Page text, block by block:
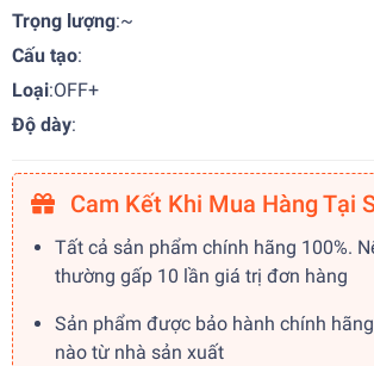
Trọng lượng:~
Cấu tạo:
Loại:OFF+
Độ dày:
Cam Kết Khi Mua Hàng Tại
Tất cả sản phẩm chính hãng 100%.
thường gấp 10 lần giá trị đơn hàng
Sản phẩm được bảo hành chính
nào từ nhà sản xuất